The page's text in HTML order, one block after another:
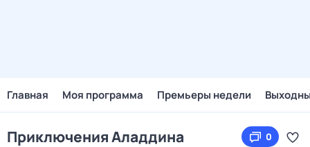
Главная Моя программа Премьеры недели
Приключения Аладдина 0